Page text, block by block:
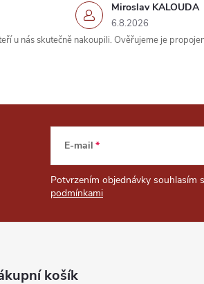
Miroslav KALOUDA
6.8.2026
u nás skutečně nakoupili. Ověřujeme je
E-mail
Potvrzením objednávky souhlasím
podmínkami
košík